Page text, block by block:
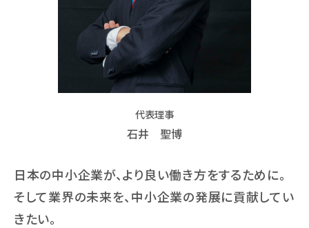
代表理事
石井 聖博
日本の中小企業が、より良い働き方をするために。
そして業界の未来を、中小企業の発展に貢献してい
きたい。